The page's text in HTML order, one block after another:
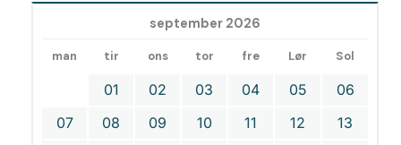
september 2026
man tir ons tor fre Lør Sol
01 02 03 04 05
06
07
08 09 10 11 12
13